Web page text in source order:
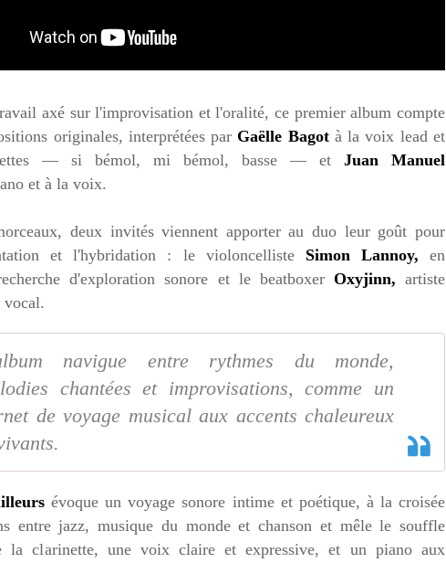
axé sur l'improvisation et l'oralité, ce premier album compte
originales, interprétées par Gaëlle Bagotà la voix lead et
— si bémol, mi bémol, basse — et Juan Manuel
et à la voix.
deux invités viennent apporter au duo leur goût pour
et l'hybridation : le violoncelliste Simon Lannoy, en
d'exploration sonore et le beatboxer Oxyjinn, artiste
vocal.
navigue entre rythmes du monde,
chantées et improvisations, comme un
de voyage musical aux accents chaleureux
évoque un voyage sonore intime et poétique, à la croisée
entre jazz, musique du monde et chanson et mêle le souffle
la clarinette, une voix claire et expressive, et un piano aux